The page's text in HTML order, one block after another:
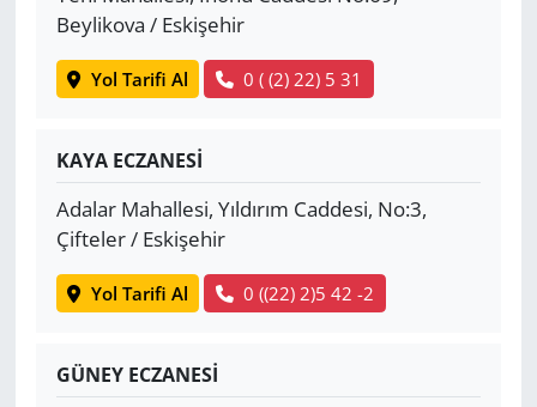
Beylikova / Eskişehir
Yol Tarifi Al 0 ( (2) 22) 5 31
KAYA ECZANESİ
Adalar Mahallesi, Yıldırım Caddesi, No:3,
Çifteler / Eskişehir
Yol Tarifi Al 0 ((22) 2)5 42 -2
GÜNEY ECZANESİ